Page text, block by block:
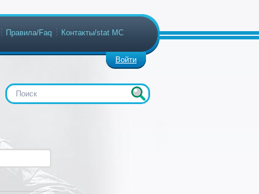
Войти
Правила/Faq Контакты/stat МС